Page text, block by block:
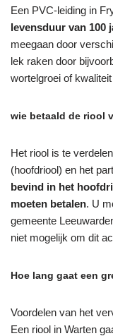
Een PVC-leiding in
levensduur van 100
meegaan door
lek raken door
wortelgroei of
wie betaald de riool
Het riool is te
(hoofdriool) en het
bevind in het
moeten betalen. U
gemeente
niet mogelijk om dit
Hoe lang gaat een
Voordelen van het
Een riool in Warten